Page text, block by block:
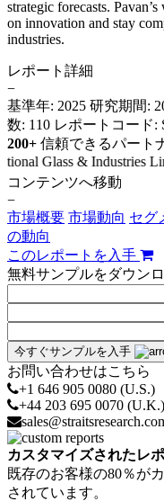
strategic forecasts.
on innovation and stay
industries.
レポート詳細
−
基準年: 2025 研究期間:
数: 110 レポートコード:
200+ 信頼できるパート
コンテンツへ移動
−
市場概要 市場動向 セグ
の動向
このレポートを入手
無料サンプルをダウン
今すぐサンプルを入手
お問い合わせはこちら
+1 646 905 0080 (U.S.)
+44 203 695 0070 (U.K.)
カスタマイズされたレ
既存のお客様の80％が
されています。